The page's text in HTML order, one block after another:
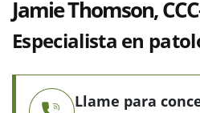
Jamie Thomson,
Especialista en
Llame para